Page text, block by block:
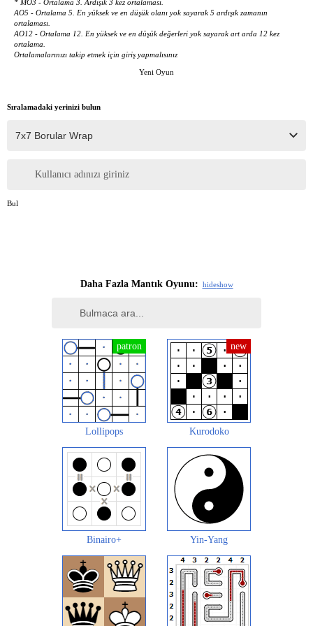
* MO3 - Ortalama 3. Ardışık 3 kez ortalaması.
AO5 - Ortalama 5. En yüksek ve en düşük olanı yok sayarak 5 ardışık zamanın
ortalaması.
AO12 - Ortalama 12. En yüksek ve en düşük değerleri yok sayarak art arda 12 kez
ortalama.
Ortalamalarınızı takip etmek için giriş yapmalısınız
Yeni Oyun
Sıralamadaki yerinizi bulun
Kullanıcı adınızı giriniz
Bul
Daha Fazla Mantık Oyunu: hideshow
Lollipops Kurodoko
Binairo+ Yin-Yang